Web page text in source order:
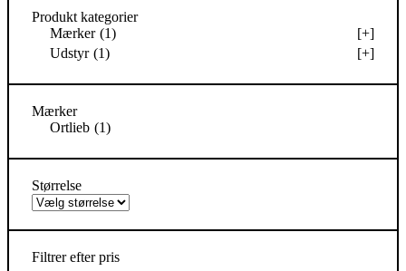
Produkt kategorier
Mærker (1)
[+]
Udstyr (1) [+]
Mærker
Ortlieb (1)
Størrelse
Filtrer efter pris